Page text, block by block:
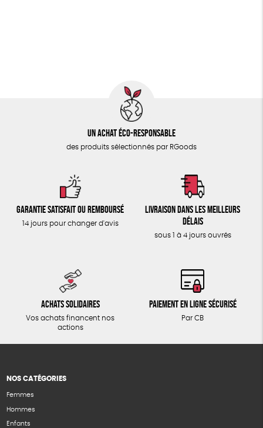
Un achat éco-responsable
des produits sélectionnés par RGoods
Garantie satisfait ou remboursé
14 jours pour changer d'avis
Livraison dans les meilleurs
délais
sous 1 à 4 jours ouvrés
Achats solidaires
Vos achats financent nos
actions
Paiement en ligne sécurisé
Par CB
NOS CATÉGORIES
Femmes
Hommes
Enfants